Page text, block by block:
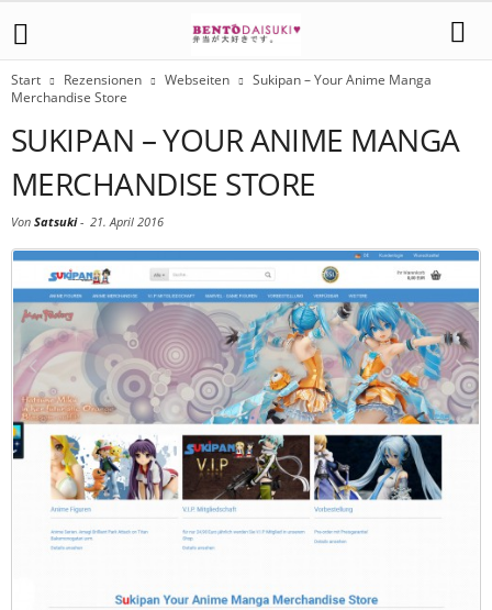
Start Rezensionen Webseiten
Sukipan – Your Anime Manga
Merchandise Store
SUKIPAN – YOUR ANIME MANGA
MERCHANDISE STORE
Von Satsuki- 21. April 2016